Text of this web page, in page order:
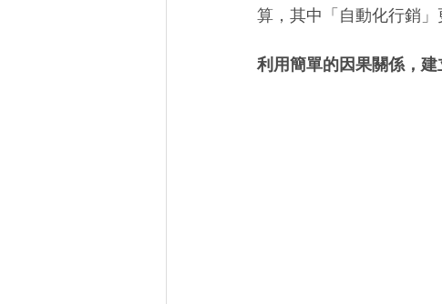
算，其中「自動化行銷」
利用簡單的因果關係，